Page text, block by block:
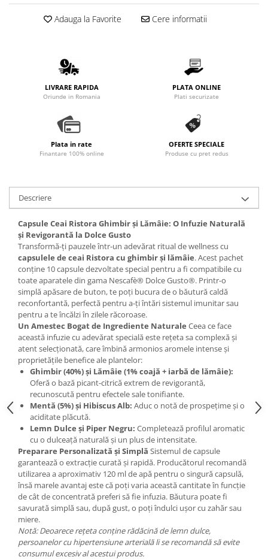
Adauga la Favorite Cere informatii
LIVRARE RAPIDA
Oriunde in Romania
PLATA ONLINE
Plati securizate
Plata in rate
Finantare 100% online
OFERTE SPECIALE
Produse cu pret redus
Descriere
Capsule Ceai Ristora Ghimbir și Lămâie: O Infuzie Naturală
și Revigorantă la Dolce Gusto
Transformă-ți pauzele într-un adevărat ritual de wellness cu
capsulele de ceai Ristora cu ghimbir și lămâie. Acest pachet
conține 10 capsule dezvoltate special pentru a fi compatibile cu
toate aparatele din gama Nescafè® Dolce Gusto®. Printr-o
simplă apăsare de buton, te poți bucura de o băutură caldă
reconfortantă, perfectă pentru a-ți întări sistemul imunitar sau
pentru a te încălzi în zilele răcoroase.
Un Amestec Bogat de Ingrediente Naturale Ceea ce face
această infuzie cu adevărat specială este rețeta sa complexă și
atent selecționată, care îmbină armonios aromele intense și
proprietățile benefice ale plantelor:
Ghimbir (40%) și Lămâie (1% coajă + iarbă de lămâie):
Oferă o bază picant-citrică extrem de revigorantă,
recunoscută pentru efectele sale tonifiante.
Mentă (5%) și Hibiscus Alb: Aduc o notă de prospețime și o
aciditate plăcută.
Lemn Dulce și Piper Negru: Completează profilul aromatic
cu o dulceață naturală și un plus de intensitate.
Preparare Personalizată și Simplă Sistemul de capsule
garantează o extracție curată și rapidă. Producătorul recomandă
utilizarea a aproximativ 120 ml de apă pentru o singură capsulă,
însă marele avantaj este că poți varia această cantitate în funcție
de cât de concentrată preferi să fie infuzia. Băutura poate fi
savurată simplă sau, după gust, o poți îndulci ușor cu zahăr sau
miere.
Notă: Deoarece rețeta conține rădăcină de lemn dulce,
persoanelor cu hipertensiune arterială li se recomandă să evite
consumul excesiv al acestui produs.